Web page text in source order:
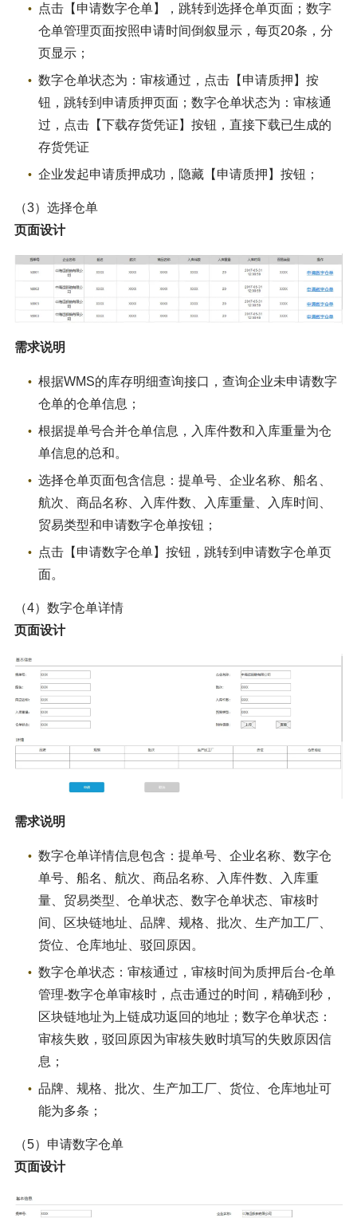
点击【申请数字仓单】，跳转到选择仓单页面；数字
仓单管理页面按照申请时间倒叙显示，每页20条，分
页显示；
数字仓单状态为：审核通过，点击【申请质押】按
钮，跳转到申请质押页面；数字仓单状态为：审核通
过，点击【下载存货凭证】按钮，直接下载已生成的
存货凭证
企业发起申请质押成功，隐藏【申请质押】按钮；
（3）选择仓单
页面设计
需求说明
根据WMS的库存明细查询接口，查询企业未申请数字
仓单的仓单信息；
根据提单号合并仓单信息，入库件数和入库重量为仓
单信息的总和。
选择仓单页面包含信息：提单号、企业名称、船名、
航次、商品名称、入库件数、入库重量、入库时间、
贸易类型和申请数字仓单按钮；
点击【申请数字仓单】按钮，跳转到申请数字仓单页
面。
（4）数字仓单详情
页面设计
需求说明
数字仓单详情信息包含：提单号、企业名称、数字仓
单号、船名、航次、商品名称、入库件数、入库重
量、贸易类型、仓单状态、数字仓单状态、审核时
间、区块链地址、品牌、规格、批次、生产加工厂、
货位、仓库地址、驳回原因。
数字仓单状态：审核通过，审核时间为质押后台-仓单
管理-数字仓单审核时，点击通过的时间，精确到秒，
区块链地址为上链成功返回的地址；数字仓单状态：
审核失败，驳回原因为审核失败时填写的失败原因信
息；
品牌、规格、批次、生产加工厂、货位、仓库地址可
能为多条；
（5）申请数字仓单
页面设计